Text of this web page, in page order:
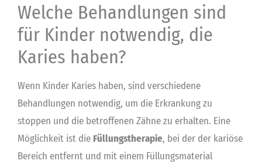
Welche Behandlungen sind
für Kinder notwendig, die
Karies haben?
Wenn Kinder Karies haben, sind verschiedene
Behandlungen notwendig, um die Erkrankung zu
stoppen und die betroffenen Zähne zu erhalten. Eine
Möglichkeit ist die Füllungstherapie, bei der der kariöse
Bereich entfernt und mit einem Füllungsmaterial